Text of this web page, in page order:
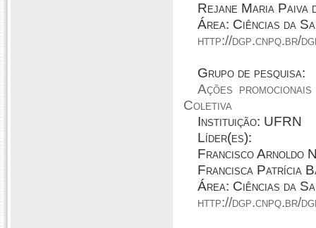
Rejane Maria Paiva
Área: Ciências da
http://dgp.cnpq.br/
Grupo de pesquisa:
Ações
Coletiva
Instituição: UFRN
Líder(es):
Francisco Arnoldo
Francisca Patrícia
Área: Ciências da
http://dgp.cnpq.br/